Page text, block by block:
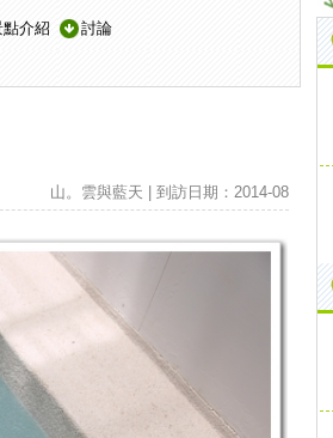
點介紹 討論
山。雲與藍天 | 到訪日期：2014-08